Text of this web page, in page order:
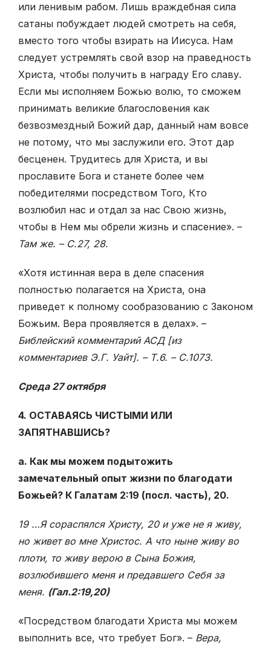
или ленивым рабом. Лишь враждебная сила
сатаны побуждает людей смотреть на себя,
вместо того чтобы взирать на Иисуса. Нам
следует устремлять свой взор на праведность
Христа, чтобы получить в награду Его славу.
Если мы исполняем Божью волю, то сможем
принимать великие благословения как
безвозмездный Божий дар, данный нам вовсе
не потому, что мы заслужили его. Этот дар
бесценен. Трудитесь для Христа, и вы
прославите Бога и станете более чем
победителями посредством Того, Кто
возлюбил нас и отдал за нас Свою жизнь,
чтобы в Нем мы обрели жизнь и спасение». –
Там же. – С.27, 28.
«Хотя истинная вера в деле спасения
полностью полагается на Христа, она
приведет к полному сообразованию с Законом
Божьим. Вера проявляется в делах». –
Библейский комментарий АСД [из
комментариев Э.Г. Уайт]. – Т.6. – С.1073.
Среда 27 октября
4. ОСТАВАЯСЬ ЧИСТЫМИ ИЛИ
ЗАПЯТНАВШИСЬ?
а. Как мы можем подытожить
замечательный опыт жизни по благодати
Божьей? К Галатам 2:19 (посл. часть), 20.
19 …Я сораспялся Христу, 20 и уже не я живу,
но живет во мне Христос. А что ныне живу во
плоти, то живу верою в Сына Божия,
возлюбившего меня и предавшего Себя за
меня. (Гал.2:19,20)
«Посредством благодати Христа мы можем
выполнить все, что требует Бог». – Вера,